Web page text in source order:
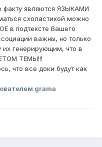
факту являются ЯЗЫКАМИ
схоластикой можно
в подтексте Вашего
важны, но только
их генерирующим, что в
ТЕМЫ!!!
что все доки будут как
grama